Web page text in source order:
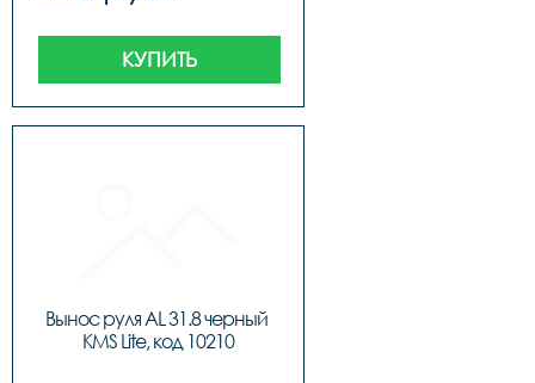
КУПИТЬ
Вынос руля AL 31.8 черный
KMS Lite, код 10210